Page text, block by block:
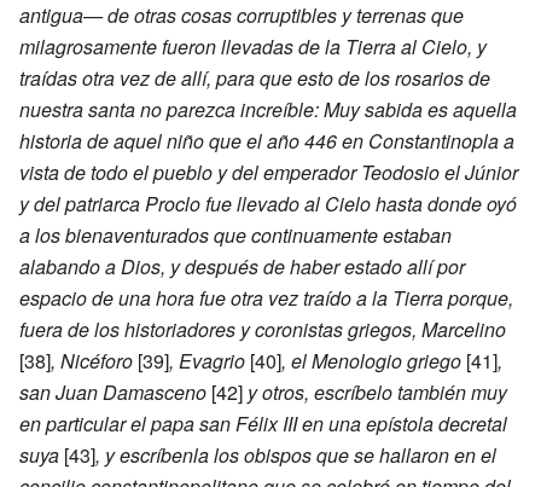
antigua— de otras cosas corruptibles y terrenas que
milagrosamente fueron llevadas de la Tierra al Cielo, y
traídas otra vez de allí, para que esto de los rosarios de
nuestra santa no parezca increíble: Muy sabida es aquella
historia de aquel niño que el año 446 en Constantinopla a
vista de todo el pueblo y del emperador Teodosio el Júnior
y del patriarca Proclo fue llevado al Cielo hasta donde oyó
a los bienaventurados que continuamente estaban
alabando a Dios, y después de haber estado allí por
espacio de una hora fue otra vez traído a la Tierra porque,
fuera de los historiadores y coronistas griegos, Marcelino
[38], Nicéforo [39], Evagrio [40], el Menologio griego [41],
san Juan Damasceno [42] y otros, escríbelo también muy
en particular el papa san Félix III en una epístola decretal
suya [43], y escríbenla los obispos que se hallaron en el